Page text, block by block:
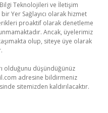
Bilgi Teknolojileri ve İletişim
Yer Sağlayıcı olarak hizmet
proaktif olarak denetleme
Ancak, üyelerimiz
olup, siteye üye olarak
olduğunu düşündüğünüz
adresine bildirmeniz
sitemizden kaldırılacaktır.